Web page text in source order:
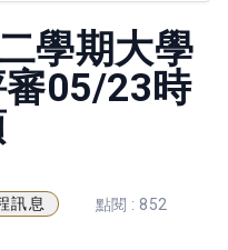
學期大學
05/23時
訊息 點閱 : 852